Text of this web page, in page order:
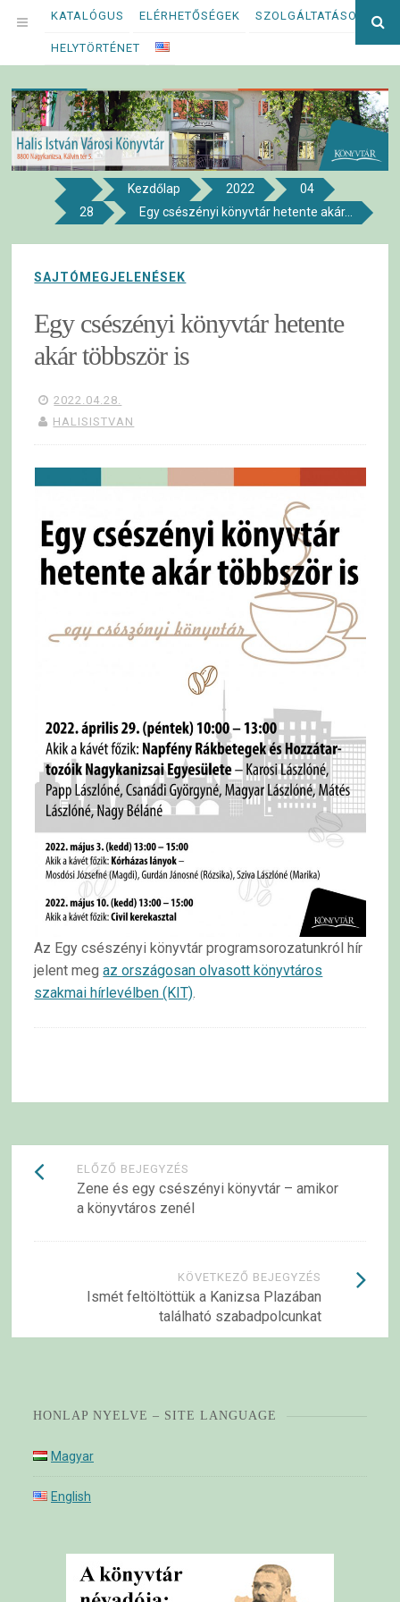
Megszakítás
OPEN
MENU
KATALÓGUS ELÉRHETŐSÉGEK SZOLGÁLTATÁSOK
HELYTÖRTÉNET
Halis István Városi Könyvtár
8800 NAGYKANIZSA, KÁLVIN TÉR 5.
Kezdőlap 2022
04
28
Egy csészényi könyvtár hetente akár...
SAJTÓMEGJELENÉSEK
Egy csészényi könyvtár hetente
akár többször is
2022.04.28.
HALISISTVAN
Az Egy csészényi könyvtár programsorozatunkról hír
jelent megaz országosan olvasott könyvtáros
szakmai hírlevélben (KIT).
Bejegyzések
navigációja
ELŐZŐ BEJEGYZÉS
Zene és egy csészényi könyvtár – amikor
a könyvtáros zenél
KÖVETKEZŐ BEJEGYZÉS
Ismét feltöltöttük a Kanizsa Plazában
található szabadpolcunkat
HONLAP NYELVE – SITE LANGUAGE
Magyar
English